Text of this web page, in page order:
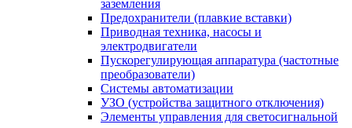
заземления
Предохранители (плавкие вставки)
Приводная техника, насосы и
электродвигатели
Пускорегулирующая аппаратура (частотные
преобразователи)
Системы автоматизации
УЗО (устройства защитного отключения)
Элементы управления для светосигнальной